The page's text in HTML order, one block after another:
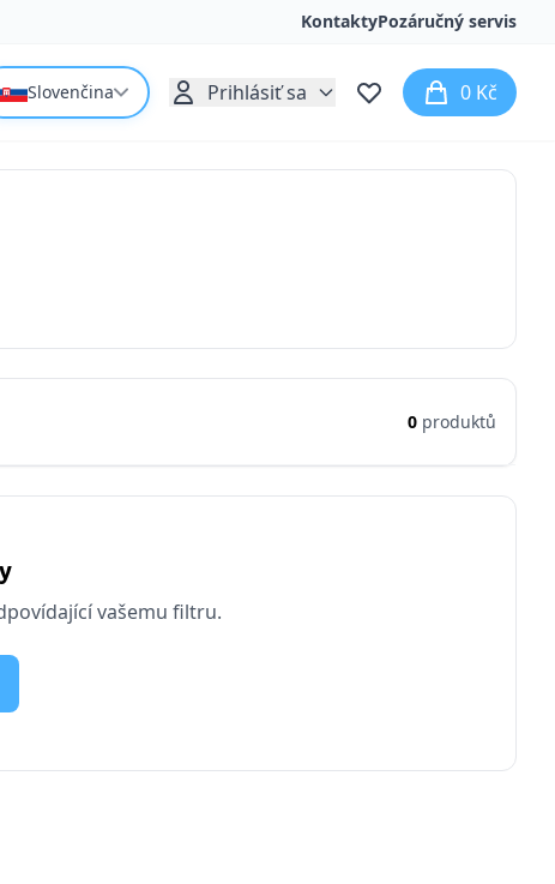
KontaktyPozáručný servis
Slovenčina Prihlásiť sa 0 Kč
0 produktů
vašemu filtru.